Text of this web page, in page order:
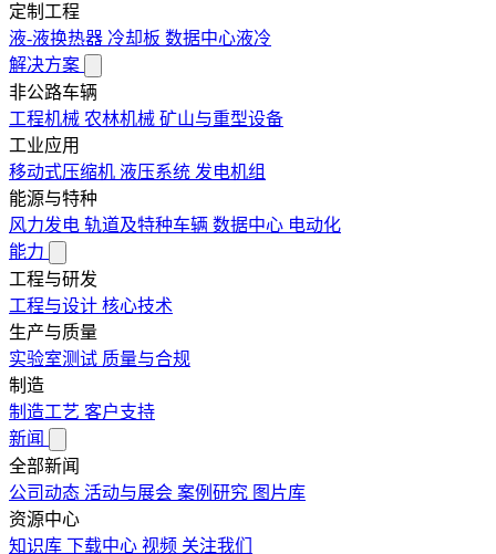
定制工程
液-液换热器 冷却板 数据中心液冷
解决方案
非公路车辆
工程机械 农林机械 矿山与重型设备
工业应用
移动式压缩机 液压系统 发电机组
能源与特种
风力发电 轨道及特种车辆 数据中心 电动化
能力
工程与研发
工程与设计 核心技术
生产与质量
实验室测试 质量与合规
制造
制造工艺 客户支持
新闻
全部新闻
公司动态 活动与展会 案例研究 图片库
资源中心
知识库 下载中心 视频 关注我们